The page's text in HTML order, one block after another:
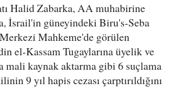
Halid Zabarka, AA muhabirine
İsrail'in güneyindeki Biru's-Seba
Mahkeme'de görülen
el-Kassam Tugaylarına üyelik ve
mali kaynak aktarma gibi 6 suçlama
9 yıl hapis cezası çarptırıldığını